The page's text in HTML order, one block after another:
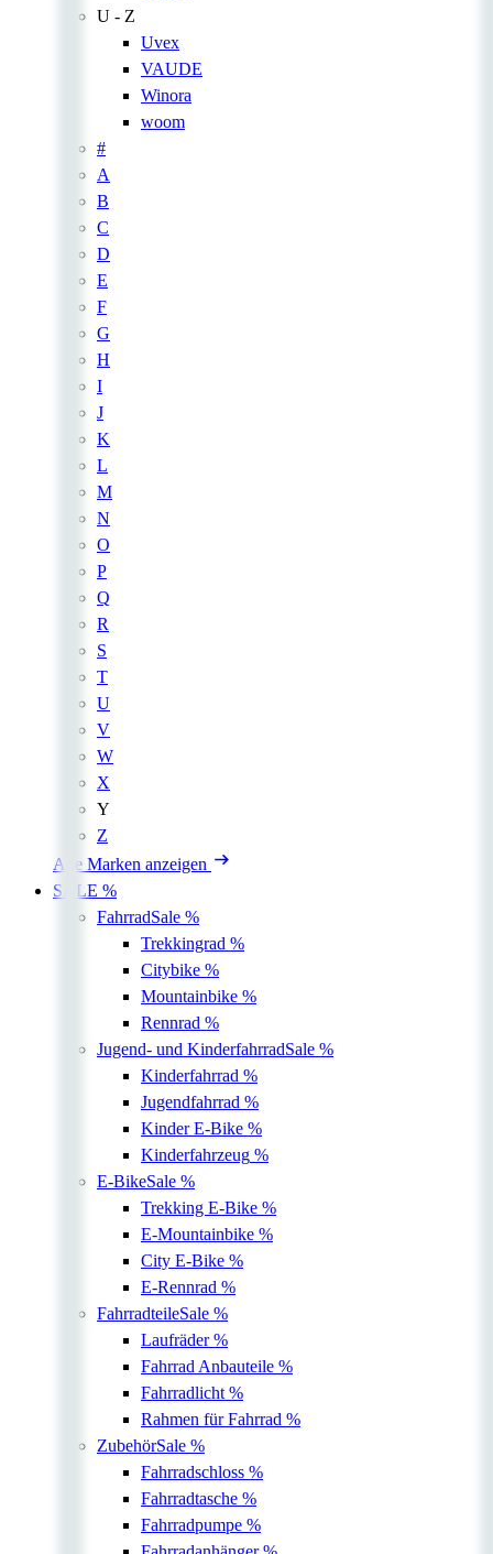
U - Z
Uvex
VAUDE
Winora
woom
#
A
B
C
D
E
F
G
H
I
J
K
L
M
N
O
P
Q
R
S
T
U
V
W
X
Y
Z
Alle Marken anzeigen
SALE %
FahrradSale %
Trekkingrad %
Citybike %
Mountainbike %
Rennrad %
Jugend- und KinderfahrradSale %
Kinderfahrrad %
Jugendfahrrad %
Kinder E-Bike %
Kinderfahrzeug %
E-BikeSale %
Trekking E-Bike %
E-Mountainbike %
City E-Bike %
E-Rennrad %
FahrradteileSale %
Laufräder%
Fahrrad Anbauteile %
Fahrradlicht %
Rahmen für Fahrrad %
ZubehörSale %
Fahrradschloss %
Fahrradtasche %
Fahrradpumpe %